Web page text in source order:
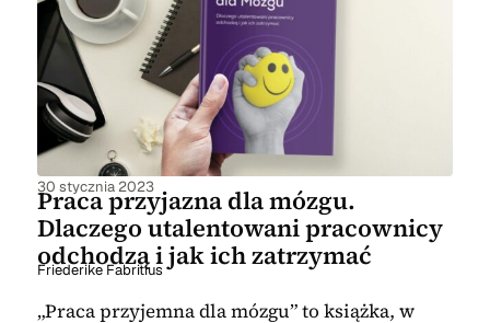
30 stycznia 2023
Praca przyjazna dla mózgu.
Dlaczego utalentowani pracownicy
odchodzą i jak ich zatrzymać
Friederike Fabritius
„Praca przyjemna dla mózgu” to książka, w